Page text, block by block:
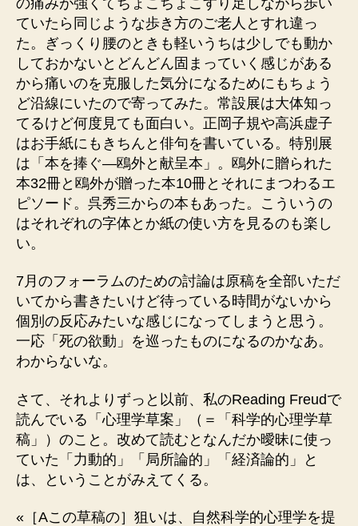
ていたら同じような歩き方のご老人とすれ違っ
た。ぎっくり腰のときも軽いうちは少しでも動か
しておかないとどんどん固まっていく感じがある
から痛いのを克服した気分になるためにもちょう
ど沿線にいたので寄ってみた。常設展は大体知っ
てるけど何度見ても面白い。正岡子規や高浜虚子
はお手紙にもきちんと俳句を書いている。特別展
は「本を捧ぐ―鴎外と献呈本」。鴎外に贈られた
本32冊と鴎外が贈った本10冊とそれにまつわるエ
ピソード。呉秀三からの本もあった。こういうの
はそれぞれの字体とか紙の使い方を見るのも楽し
い。
7月のフォーラムのための討論は原稿を全部いただ
いてから書きたいけど待っている時間がないから
個別の反応みたいな感じになってしまうと思う。
一応「死の欲動」を巡ったものになるのかなあ。
わからないな。
さて、それよりずっと以前、私のReading Freudで
読んでいる「心理学草案」（＝「科学的心理学草
稿」）のこと。改めて読むとなんだか曖昧に使っ
ていた「力動的」「局所論的」「経済論的」と
は、ということがみえてくる。
«［Aこの草稿の］狙いは、自然科学的心理学を提